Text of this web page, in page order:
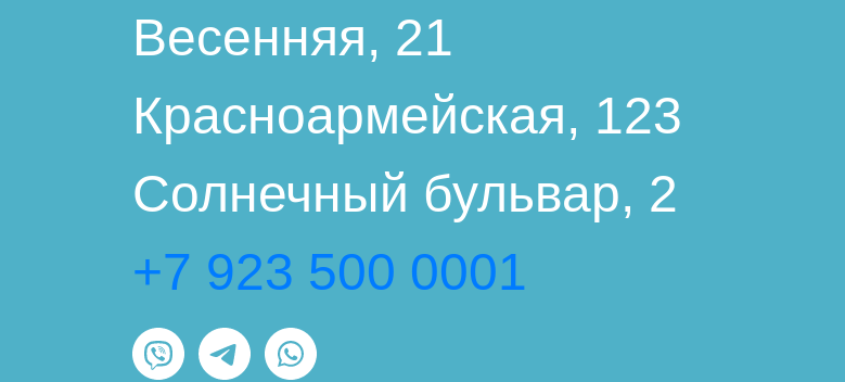
Весенняя, 21
Красноармейская, 123
Солнечный бульвар, 2
+7 923 500 0001